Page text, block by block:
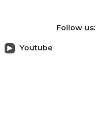
Follow us:
Youtube